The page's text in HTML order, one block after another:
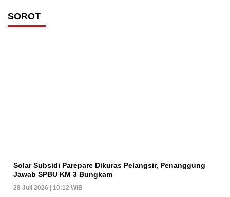
SOROT
Solar Subsidi Parepare Dikuras Pelangsir, Penanggung
Jawab SPBU KM 3 Bungkam
28 Juli 2026 | 10:12 WIB